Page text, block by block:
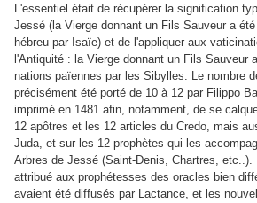
L'essentiel était de récupérer la signification
Jessé (la Vierge donnant un Fils Sauveur a
hébreu par Isaïe) et de l'appliquer aux
l'Antiquité : la Vierge donnant un Fils Sauveur
nations païennes par les Sibylles. Le nombre
précisément été porté de 10 à 12 par Filippo
imprimé en 1481 afin, notamment, de se
12 apôtres et les 12 articles du Credo, mais
Juda, et sur les 12 prophètes qui les
Arbres de Jessé (Saint-Denis, Chartres,
attribué aux prophétesses des oracles bien
avaient été diffusés par Lactance, et les